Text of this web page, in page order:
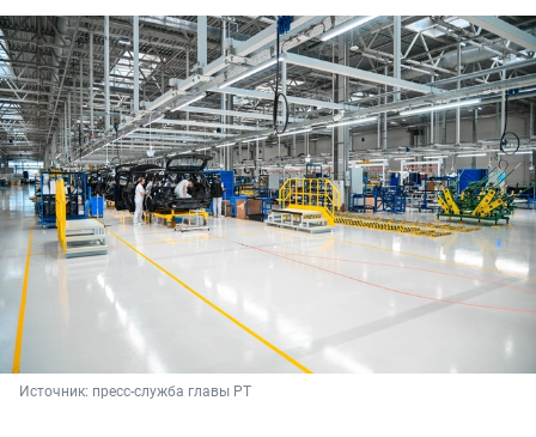
Источник: пресс-служба главы РТ